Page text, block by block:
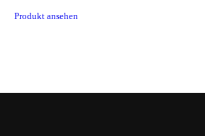
Produkt ansehen